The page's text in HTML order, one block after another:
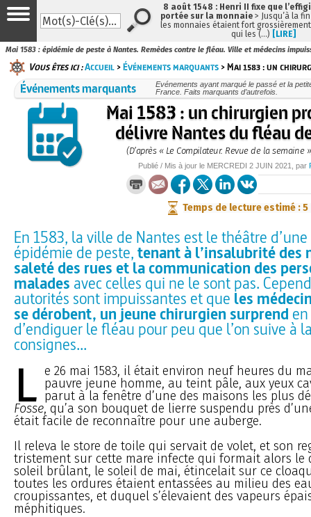
Mai 1583 : épidémie de peste à Nantes. Remèdes contre le fléau. Ville et médecins
Vous êtes ici :Accueil >Événements marquants > Mai 1583 : un
Événements marquants
Evénements ayant marqué le passé et la
France. Faits marquants d’autrefois.
Mai 1583 : un chirurgien
délivre Nantes du fléau
(D’après « Le Compilateur. Revue de la semaine
Publié / Mis à jour le MERCREDI 2 JUIN 2021 , par
Temps de lecture estimé : 5
En 1583, la ville de Nantes est le théâtre
épidémie de peste,tenant à l’insalubrité des
saleté des rues et la communication des
malades avec celles qui ne le sont pas.
autorités sont impuissantes et que les
se dérobent, un jeune chirurgien surprend
d’endiguer le fléau pour peu que l’on suive à
consignes...
L e 26 mai 1583, il était environ neuf heures du
pauvre jeune homme, au teint pâle, aux yeux
parut à la fenêtre d’une des maisons les plus
Fosse, qu’a son bouquet de lierre suspendu près
était facile de reconnaître pour une auberge.
Il releva le store de toile qui servait de volet, et son
tristement sur cette mare infecte qui formait alors le
soleil brûlant, le soleil de mai, étincelait sur ce
toutes les ordures étaient entassées au milieu des
croupissantes, et duquel s’élevaient des vapeurs
méphitiques.
8 août 1548 : Henri II fixe que
portée sur la monnaie > Jusqu’à la
les monnaies étaient fort
qui les (…) [LIRE]